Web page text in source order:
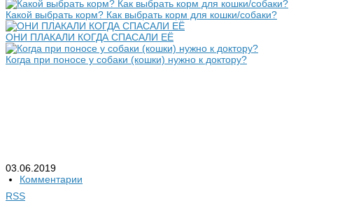
Какой выбрать корм? Как выбрать корм для кошки/собаки?
ОНИ ПЛАКАЛИ КОГДА СПАСАЛИ ЕЁ
Когда при поносе у собаки (кошки) нужно к доктору?
03.06.2019
Комментарии
RSS